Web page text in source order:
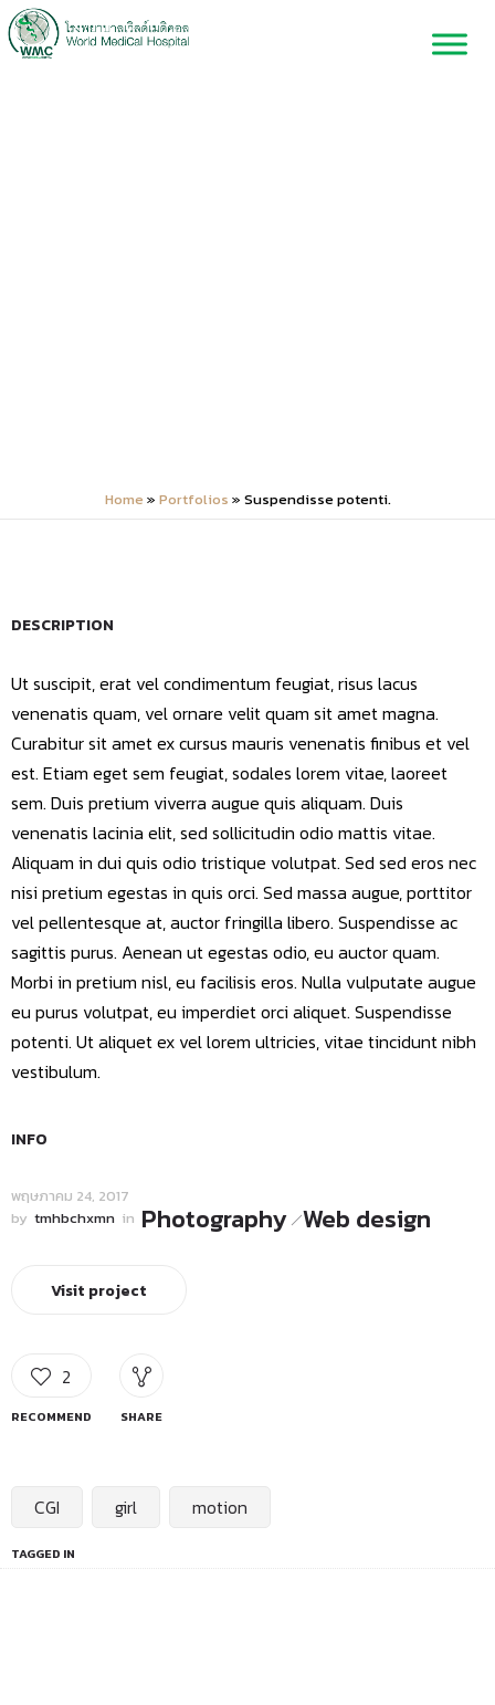
Home » Portfolios » Suspendisse potenti.
DESCRIPTION
Ut suscipit, erat vel condimentum feugiat, risus lacus
venenatis quam, vel ornare velit quam sit amet magna.
Curabitur sit amet ex cursus mauris venenatis finibus et vel
est. Etiam eget sem feugiat, sodales lorem vitae, laoreet
sem. Duis pretium viverra augue quis aliquam. Duis
venenatis lacinia elit, sed sollicitudin odio mattis vitae.
Aliquam in dui quis odio tristique volutpat. Sed sed eros nec
nisi pretium egestas in quis orci. Sed massa augue, porttitor
vel pellentesque at, auctor fringilla libero. Suspendisse ac
sagittis purus. Aenean ut egestas odio, eu auctor quam.
Morbi in pretium nisl, eu facilisis eros. Nulla vulputate augue
eu purus volutpat, eu imperdiet orci aliquet. Suspendisse
potenti. Ut aliquet ex vel lorem ultricies, vitae tincidunt nibh
vestibulum.
INFO
พฤษภาคม 24, 2017
by tmhbchxmn in Photography Web design
Visit project
2
RECOMMEND SHARE
CGI girl motion
TAGGED IN